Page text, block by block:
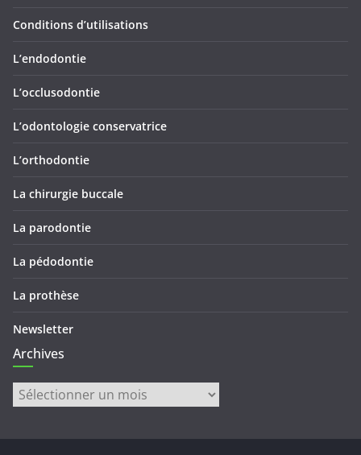
Conditions d’utilisations
L’endodontie
L’occlusodontie
L’odontologie conservatrice
L’orthodontie
La chirurgie buccale
La parodontie
La pédodontie
La prothèse
Newsletter
Archives
Archives